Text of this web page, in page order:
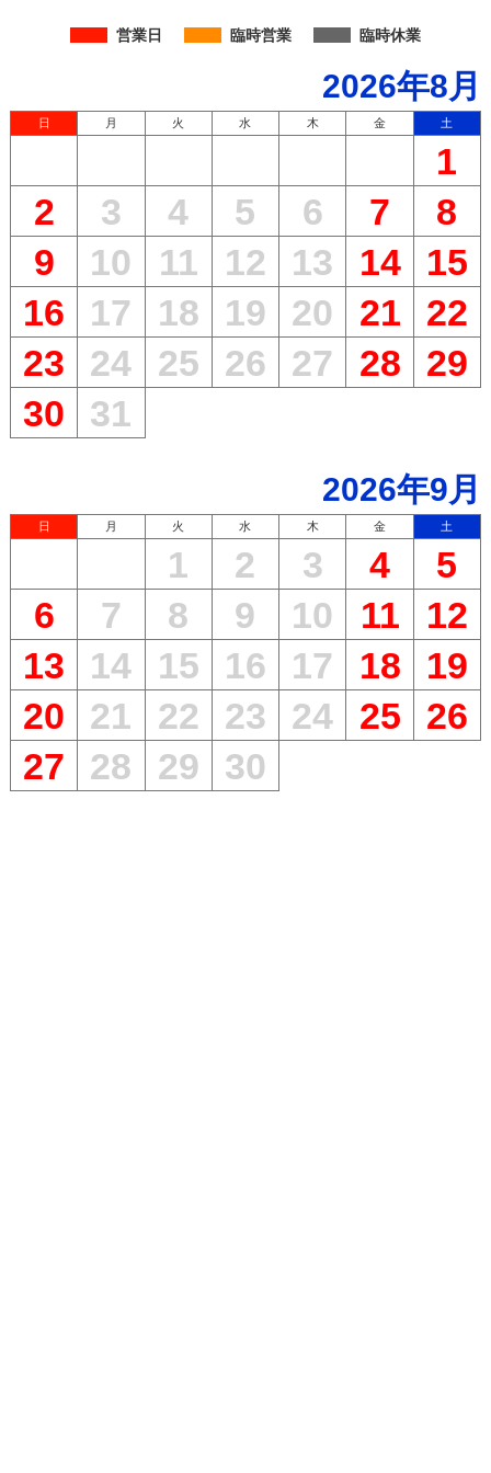
営業日 臨時営業 臨時休業
2026年8月
日 月 火 水 木 金 土
1
2
3 4 5 6 7
8
9
10 11 12 13 14
15
16
17 18 19 20 21
22
23
24 25 26 27 28
29
30
31
2026年9月
日 月 火 水 木 金 土
1 2 3 4
5
6
7 8 9 10 11
12
13
14 15 16 17 18
19
20
21 22 23 24 25
26
27
28 29 30